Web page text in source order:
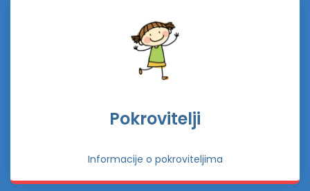
Pokrovitelji
Informacije o pokroviteljima